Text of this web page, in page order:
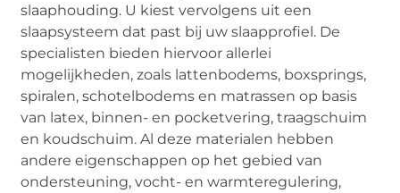
slaaphouding. U kiest vervolgens uit een
slaapsysteem dat past bij uw slaapprofiel. De
specialisten bieden hiervoor allerlei
mogelijkheden, zoals lattenbodems, boxsprings,
spiralen, schotelbodems en matrassen op basis
van latex, binnen- en pocketvering, traagschuim
en koudschuim. Al deze materialen hebben
andere eigenschappen op het gebied van
ondersteuning, vocht- en warmteregulering,